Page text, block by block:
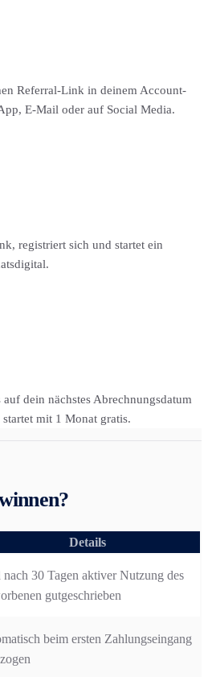
Referral-Link in deinem Account-
E-Mail oder auf Social Media.
registriert sich und startet ein
dein nächstes Abrechnungsdatum
mit 1 Monat gratis.
Details
nach 30 Tagen aktiver Nutzung des
gutgeschrieben
beim ersten Zahlungseingang